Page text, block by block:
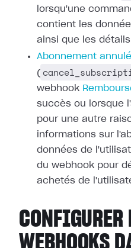
lorsqu'une
contient les
ainsi que les
Abonnement annulé
(
webhook
succès ou
lorsque
pour une autre
informations sur
données de
du webhook pour
achetés de
CONFIGURER
WEBHOOKS